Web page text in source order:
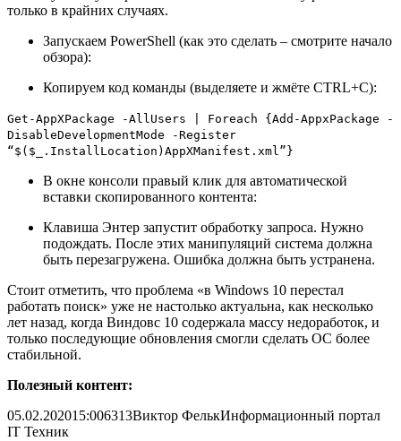
только в крайних случаях.
Запускаем PowerShell (как это сделать – смотрите начало
обзора):
Копируем код команды (выделяете и жмёте CTRL+C):
Get-AppXPackage -AllUsers | Foreach {Add-AppxPackage -
DisableDevelopmentMode -Register
“$($_.InstallLocation)AppXManifest.xml”}
В окне консоли правый клик для автоматической
вставки скопированного контента:
Клавиша Энтер запустит обработку запроса. Нужно
подождать. После этих манипуляций система должна
быть перезагружена. Ошибка должна быть устранена.
Стоит отметить, что проблема «в Windows 10 перестал
работать поиск» уже не настолько актуальна, как несколько
лет назад, когда Виндовс 10 содержала массу недоработок, и
только последующие обновления смогли сделать ОС более
стабильной.
Полезный контент:
05.02.202015:006313Виктор ФелькИнформационный портал
IT Техник